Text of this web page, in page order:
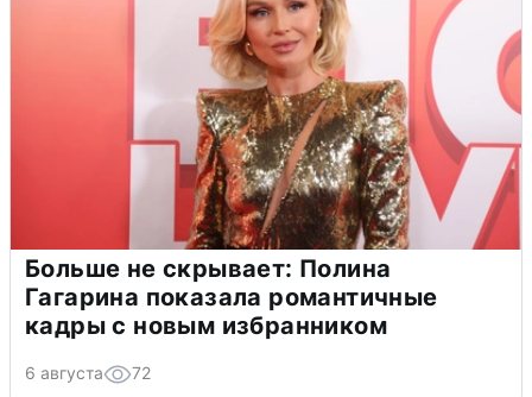
Больше не скрывает: Полина
Гагарина показала романтичные
кадры с новым избранником
6 августа 72